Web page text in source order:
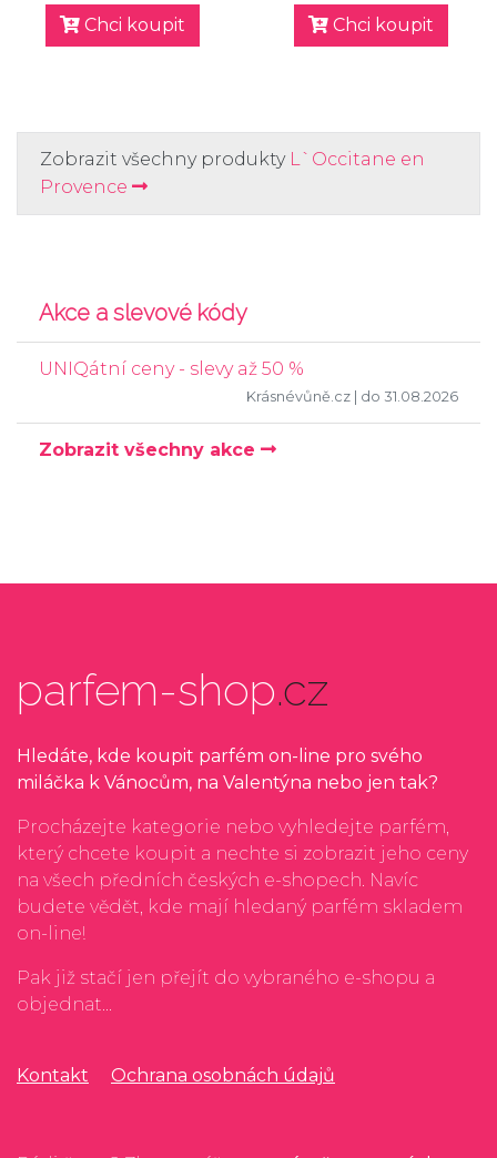
Chci koupit Chci koupit
Zobrazit všechny produkty L`Occitane en
Provence
Akce a slevové kódy
UNIQátní ceny - slevy až 50 %
Krásnévůně.cz | do 31.08.2026
Zobrazit všechny akce
parfem-shop.cz
Hledáte, kde koupit parfém on-line pro svého
miláčka k Vánocům, na Valentýna nebo jen tak?
Procházejte kategorie nebo vyhledejte parfém,
který chcete koupit a nechte si zobrazit jeho ceny
na všech předních českých e-shopech. Navíc
budete vědět, kde mají hledaný parfém skladem
on-line!
Pak již stačí jen přejít do vybraného e-shopu a
objednat...
Kontakt Ochrana osobnách údajů